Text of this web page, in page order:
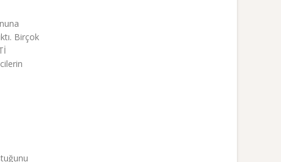
Birçok